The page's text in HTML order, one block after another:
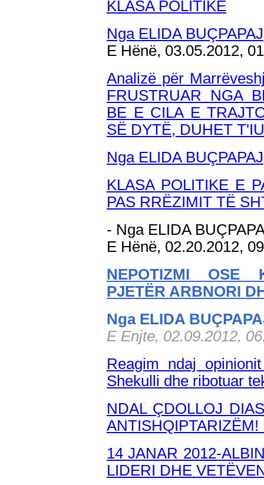
KLASA POLITIKE
Nga ELIDA BUÇPAPAJ
E Hënë, 03.05.2012,
Analizë për
FRUSTRUAR NGA
BE E CILA E
SË DYTË, DUHET
Nga ELIDA BUÇPAPAJ
KLASA POLITIKE E
PAS RRËZIMIT TË
- Nga ELIDA
E Hënë, 02.20.2012,
NEPOTIZMI OSE
PJETËR ARBNORI
Nga ELIDA
E Enjte, 02.09.2012,
Reagim ndaj
Shekulli dhe ribotuar
NDAL ÇDOLLOJ
ANTISHQIPTARIZËM!
14 JANAR 2012-
LIDERI DHE